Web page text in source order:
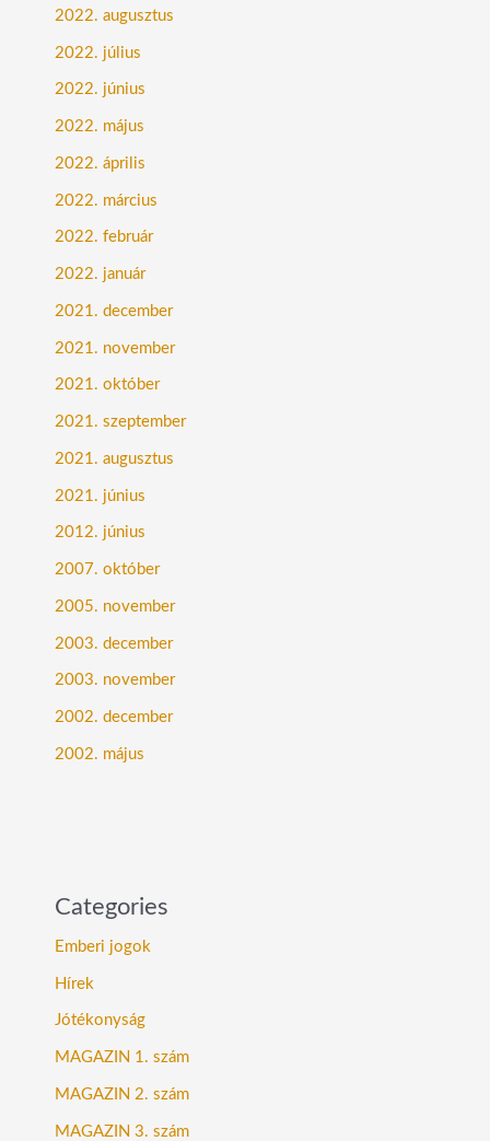
2022. augusztus
2022. július
2022. június
2022. május
2022. április
2022. március
2022. február
2022. január
2021. december
2021. november
2021. október
2021. szeptember
2021. augusztus
2021. június
2012. június
2007. október
2005. november
2003. december
2003. november
2002. december
2002. május
Categories
Emberi jogok
Hírek
Jótékonyság
MAGAZIN 1. szám
MAGAZIN 2. szám
MAGAZIN 3. szám